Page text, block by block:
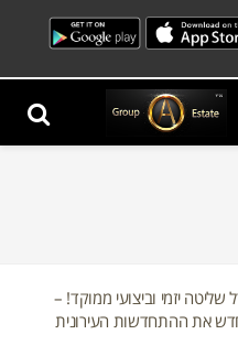
שליטה יזמי וביצועי ממוקד! –
את ההתחדשות העירונית